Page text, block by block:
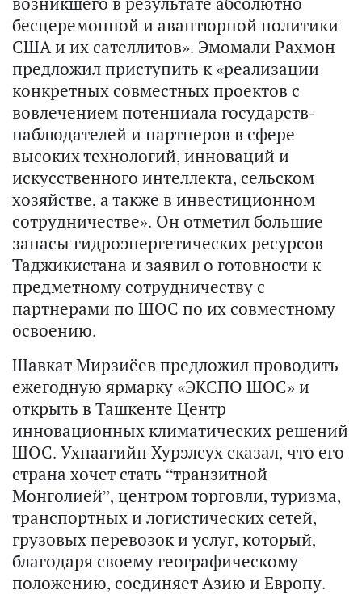
бесцеремонной и авантюрной политики
США и их сателлитов». Эмомали Рахмон
предложил приступить к «реализации
конкретных совместных проектов с
вовлечением потенциала государств-
наблюдателей и партнеров в сфере
высоких технологий, инноваций и
искусственного интеллекта, сельском
хозяйстве, а также в инвестиционном
сотрудничестве». Он отметил большие
запасы гидроэнергетических ресурсов
Таджикистана и заявил о готовности к
предметному сотрудничеству с
партнерами по ШОС по их совместному
освоению.
Шавкат Мирзиёев предложил проводить
ежегодную ярмарку «ЭКСПО ШОС» и
открыть в Ташкенте Центр
инновационных климатических решений
ШОС. Ухнаагийн Хурэлсух сказал, что его
страна хочет стать “транзитной
Монголией”, центром торговли, туризма,
транспортных и логистических сетей,
грузовых перевозок и услуг, который,
благодаря своему географическому
положению, соединяет Азию и Европу.